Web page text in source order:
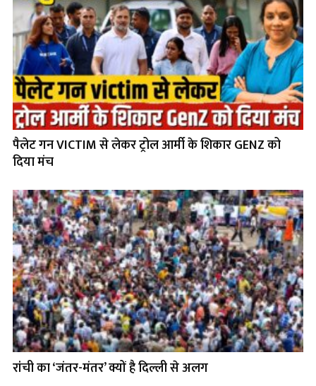
पैलेट गन VICTIM से लेकर ट्रोल आर्मी के शिकार GENZ को
दिया मंच
रांची का ‘जंतर-मंतर’ क्यों है दिल्ली से अलग